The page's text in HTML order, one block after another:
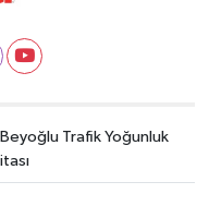
Beyoğlu Trafik Yoğunluk